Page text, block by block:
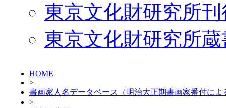
東京文化財研究所
東京文化財研究所
HOME
>
書画家人名データベース（明治大正期書画家番付によ
>